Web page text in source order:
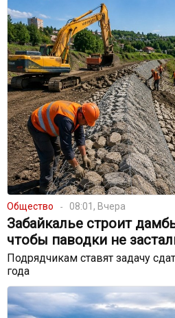
Общество 08:01, Вчера
Забайкалье строит
чтобы паводки не
Подрядчикам ставят задачу
года